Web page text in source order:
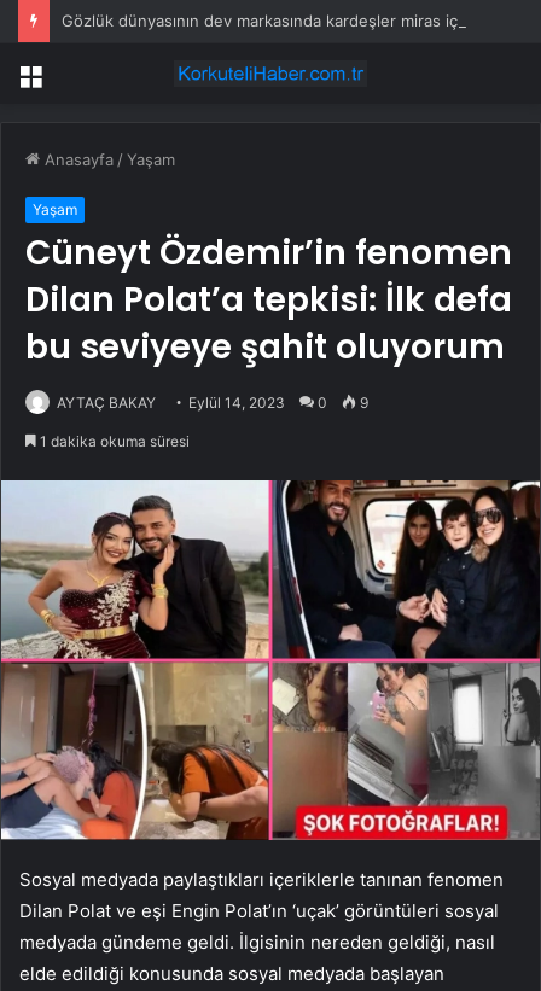
Menü
Anasayfa /Yaşam
Yaşam
Cüneyt Özdemir’in fenomen
Dilan Polat’a tepkisi: İlk defa
bu seviyeye şahit oluyorum
AYTAÇ BAKAY Eylül 14, 2023 0 9
1 dakika okuma süresi
Sosyal medyada paylaştıkları içeriklerle tanınan fenomen
Dilan Polat ve eşi Engin Polat’ın ‘uçak’ görüntüleri sosyal
medyada gündeme geldi. İlgisinin nereden geldiği, nasıl
elde edildiği konusunda sosyal medyada başlayan